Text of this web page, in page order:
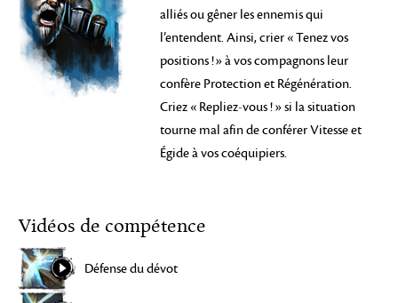
alliés ou gêner les ennemis qui
l’entendent. Ainsi, crier « Tenez vos
positions !» à vos compagnons leur
confère Protection et Régénération.
Criez « Repliez-vous ! » si la situation
tourne mal afin de conférer Vitesse et
Égide à vos coéquipiers.
Vidéos de compétence
Défense du dévot